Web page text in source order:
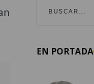
EN PORTADA